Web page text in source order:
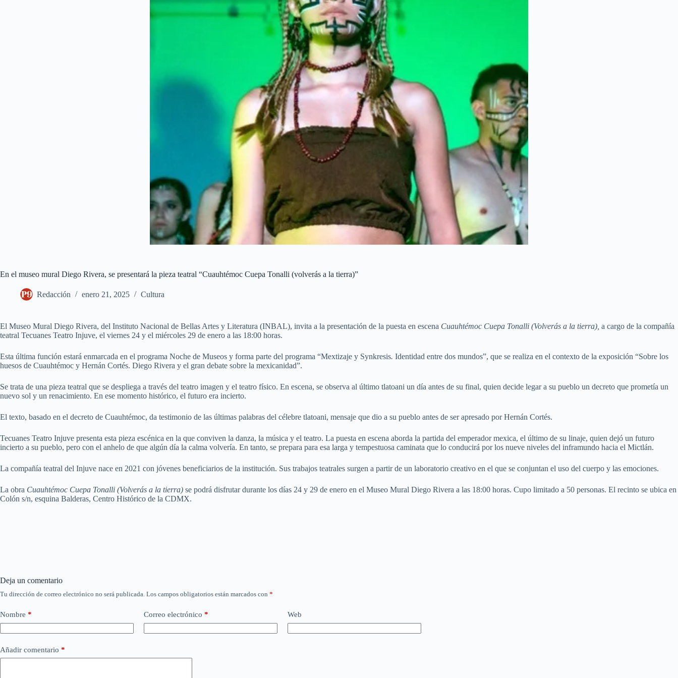
En el museo mural Diego Rivera, se presentará la pieza teatral “Cuauhtémoc Cuepa Tonalli (volverás a la tierra)”
Redacción enero 21, 2025 Cultura
El Museo Mural Diego Rivera, del Instituto Nacional de Bellas Artes y Literatura (INBAL), invita a la presentación de la puesta en escena Cuauhtémoc Cuepa Tonalli (Volverás a la tierra), a cargo de la compañía
teatral Tecuanes Teatro Injuve, el viernes 24 y el miércoles 29 de enero a las 18:00 horas.
Esta última función estará enmarcada en el programa Noche de Museos y forma parte del programa “Mextizaje y Synkresis. Identidad entre dos mundos”, que se realiza en el contexto de la exposición “Sobre los
huesos de Cuauhtémoc y Hernán Cortés. Diego Rivera y el gran debate sobre la mexicanidad”.
Se trata de una pieza teatral que se despliega a través del teatro imagen y el teatro físico. En escena, se observa al último tlatoani un día antes de su final, quien decide legar a su pueblo un decreto que prometía un
nuevo sol y un renacimiento. En ese momento histórico, el futuro era incierto.
El texto, basado en el decreto de Cuauhtémoc, da testimonio de las últimas palabras del célebre tlatoani, mensaje que dio a su pueblo antes de ser apresado por Hernán Cortés.
Tecuanes Teatro Injuve presenta esta pieza escénica en la que conviven la danza, la música y el teatro. La puesta en escena aborda la partida del emperador mexica, el último de su linaje, quien dejó un futuro
incierto a su pueblo, pero con el anhelo de que algún día la calma volvería. En tanto, se prepara para esa larga y tempestuosa caminata que lo conducirá por los nueve niveles del inframundo hacia el Mictlán.
La compañía teatral del Injuve nace en 2021 con jóvenes beneficiarios de la institución. Sus trabajos teatrales surgen a partir de un laboratorio creativo en el que se conjuntan el uso del cuerpo y las emociones.
La obra Cuauhtémoc Cuepa Tonalli (Volverás a la tierra) se podrá disfrutar durante los días 24 y 29 de enero en el Museo Mural Diego Rivera a las 18:00 horas. Cupo limitado a 50 personas. El recinto se ubica en
Colón s/n, esquina Balderas, Centro Histórico de la CDMX.
Deja un comentario
Tu dirección de correo electrónico no será publicada. Los campos obligatorios están marcados con *
Nombre * Correo electrónico * Web
Añadir comentario *